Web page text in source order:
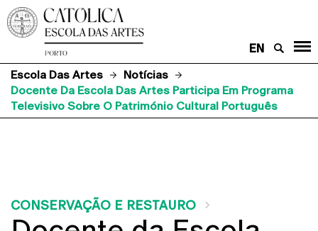
EN
Escola Das Artes
Notícias
Docente Da Escola Das Artes Participa Em Programa
Televisivo Sobre O Património Cultural Português
CONSERVAÇÃO E RESTAURO